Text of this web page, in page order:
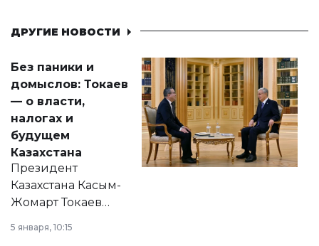
ДРУГИЕ НОВОСТИ
Без паники и
домыслов: Токаев
— о власти,
налогах и
будущем
Казахстана
Президент
Казахстана Касым-
Жомарт Токаев
сразу несколько
5 января, 10:15